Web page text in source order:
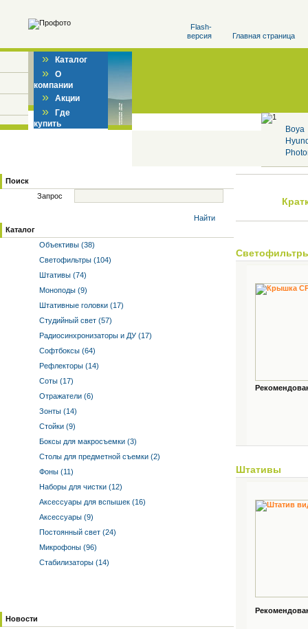
Flash-
версия
Главная страница
» Каталог
» О
компании
» Акции
» Где
купить
Boya
Поиск
Запрос
Найти
Каталог
Объективы (38)
Светофильтры (104)
Штативы (74)
Моноподы (9)
Штативные головки (17)
Студийный свет (57)
Радиосинхронизаторы и ДУ (17)
Софтбоксы (64)
Рефлекторы (14)
Соты (17)
Отражатели (6)
Зонты (14)
Стойки (9)
Боксы для макросъемки (3)
Столы для предметной съемки (2)
Фоны (11)
Наборы для чистки (12)
Аксессуары для вспышек (16)
Аксессуары (9)
Постоянный свет (24)
Микрофоны (96)
Стабилизаторы (14)
Новости
Штативы